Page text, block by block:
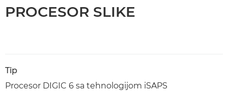
PROCESOR SLIKE
Tip
Procesor DIGIC 6 sa tehnologijom iSAPS